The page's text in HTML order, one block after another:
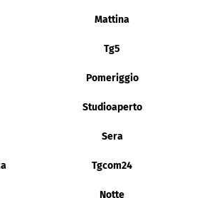
Mattina
Tg5
Pomeriggio
Studioaperto
Sera
Tgcom24
Notte